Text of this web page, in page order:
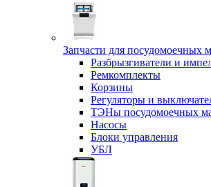
Запчасти для посудомоечных
Разбрызгиватели и
Ремкомплекты
Корзины
Регуляторы и
ТЭНы посудомоечных
Насосы
Блоки управления
УБЛ